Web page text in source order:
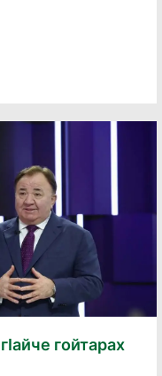
гойтарах